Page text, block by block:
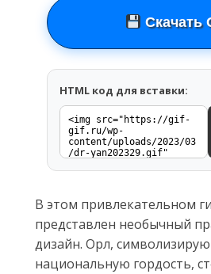
Скачать
HTML код для вставки:
В этом привлекательном
представлен необычный
дизайн. Орл,
национальную гордость,